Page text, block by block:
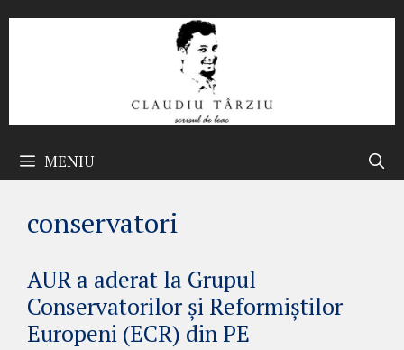
MENIU
conservatori
AUR a aderat la Grupul
Conservatorilor şi Reformiştilor
Europeni (ECR) din PE